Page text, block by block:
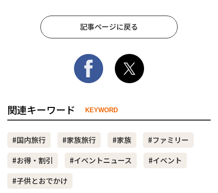
記事ページに戻る
関連キーワード KEYWORD
#国内旅行 #家族旅行 #家族
#ファミリー
#お得・割引
#イベントニュース
#イベント
#子供とおでかけ